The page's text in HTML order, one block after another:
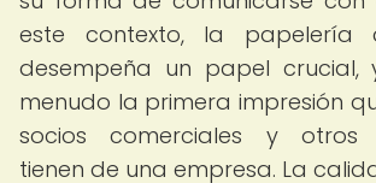
este contexto, la papelería
desempeña un papel
menudo la primera impresión
socios comerciales y otros
tienen de una empresa. La